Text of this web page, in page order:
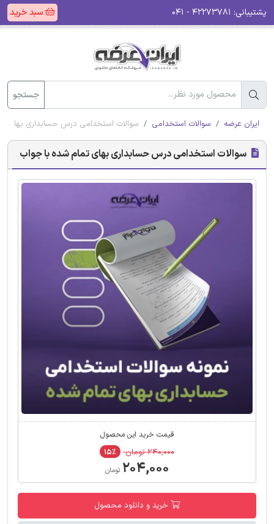
پشتیبانی: سبد خرید
جستجو
ایران عرضه سوالات استخدامی سوالات استخدامی درس حسابداری بهای
سوالات استخدامی درس حسابداری بهای تمام شده با جواب
قیمت خرید این محصول
۲۴۰,۰۰۰ تومان ۱۵٪
۲۰۴,۰۰۰ تومان
خرید و دانلود محصول